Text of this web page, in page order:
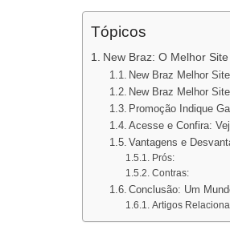
Tópicos
New Braz: O Melhor
New Braz Melhor
New Braz Melhor
Promoção Indique
Acesse e Confira:
Vantagens e
Prós:
Contras:
Conclusão: Um
Artigos